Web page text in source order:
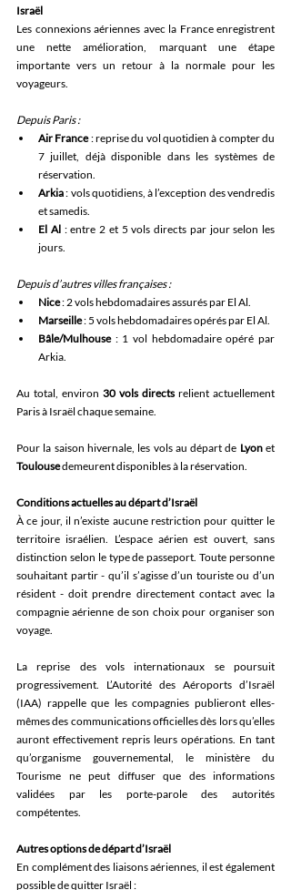
Israël
Les connexions aériennes avec la France enregistrent
une nette amélioration, marquant une étape
importante vers un retour à la normale pour les
voyageurs.
Depuis Paris :
Air France : reprise du vol quotidien à compter du
7 juillet, déjà disponible dans les systèmes de
réservation.
Arkia : vols quotidiens, à l’exception des vendredis
et samedis.
El Al : entre 2 et 5 vols directs par jour selon les
jours.
Depuis d’autres villes françaises :
Nice : 2 vols hebdomadaires assurés par El Al.
Marseille : 5 vols hebdomadaires opérés par El Al.
Bâle/Mulhouse : 1 vol hebdomadaire opéré par
Arkia.
Au total, environ 30 vols directs relient actuellement
Paris à Israël chaque semaine.
Pour la saison hivernale, les vols au départ de Lyon
Toulouse demeurent disponibles à la réservation.
Conditions actuelles au départ d’Israël
À ce jour, il n’existe aucune restriction pour quitter le
territoire israélien. L’espace aérien est ouvert, sans
distinction selon le type de passeport. Toute personne
souhaitant partir - qu’il s’agisse d’un touriste ou d’un
résident - doit prendre directement contact avec la
compagnie aérienne de son choix pour organiser son
voyage.
La reprise des vols internationaux se poursuit
progressivement. L’Autorité des Aéroports d’Israël
(IAA) rappelle que les compagnies publieront elles-
mêmes des communications officielles dès lors qu’elles
auront effectivement repris leurs opérations. En tant
qu’organisme gouvernemental, le ministère du
Tourisme ne peut diffuser que des informations
validées par les porte-parole des autorités
compétentes.
Autres options de départ d’Israël
En complément des liaisons aériennes, il est également
possible de quitter Israël :